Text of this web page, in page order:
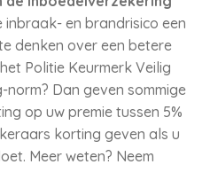
inbraak- en brandrisico een
denken over een betere
Politie Keurmerk Veilig
Dan geven sommige
op uw premie tussen 5%
korting geven als u
Meer weten? Neem